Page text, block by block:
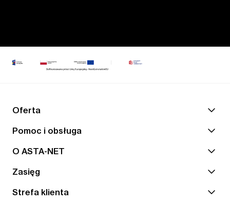
Oferta
Pomoc i obsługa
O ASTA-NET
Zasięg
Strefa klienta